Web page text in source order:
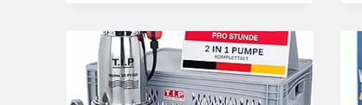
HYGIENE-
ZUSÄTZE
SET
3-